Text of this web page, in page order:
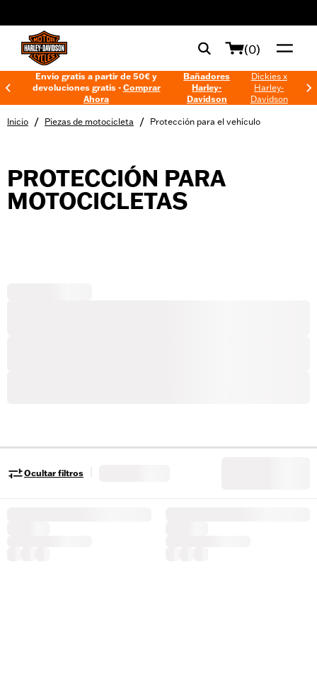
(0)
Envío gratis a partir de 50€ y
devoluciones gratis - Comprar
Ahora
Bañadores
Harley-
Davidson
Dickies x
Harley-
Davidson
Inicio / Piezas de motocicleta / Protección para el vehículo
PROTECCIÓN PARA
MOTOCICLETAS
Ocultar filtros